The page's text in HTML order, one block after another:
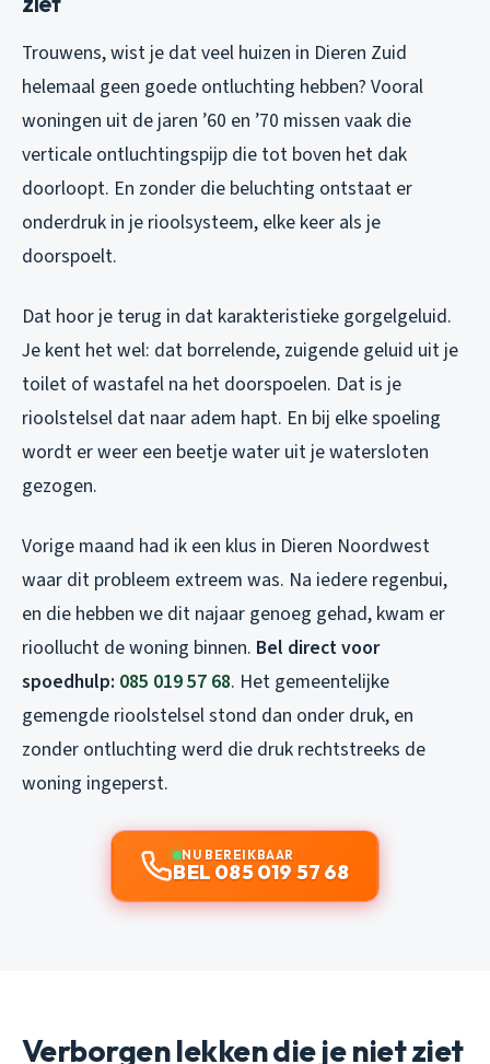
Trouwens, wist je dat veel huizen in Dieren Zuid
helemaal geen goede ontluchting hebben? Vooral
woningen uit de jaren ’60 en ’70 missen vaak die
verticale ontluchtingspijp die tot boven het dak
doorloopt. En zonder die beluchting ontstaat er
onderdruk in je rioolsysteem, elke keer als je
doorspoelt.
Dat hoor je terug in dat karakteristieke gorgelgeluid.
Je kent het wel: dat borrelende, zuigende geluid uit je
toilet of wastafel na het doorspoelen. Dat is je
rioolstelsel dat naar adem hapt. En bij elke spoeling
wordt er weer een beetje water uit je watersloten
gezogen.
Vorige maand had ik een klus in Dieren Noordwest
waar dit probleem extreem was. Na iedere regenbui,
en die hebben we dit najaar genoeg gehad, kwam er
rioollucht de woning binnen. Bel direct voor
spoedhulp: 085 019 57 68. Het gemeentelijke
gemengde rioolstelsel stond dan onder druk, en
zonder ontluchting werd die druk rechtstreeks de
woning ingeperst.
NU BEREIKBAAR
BEL 085 019 57 68
Verborgen lekken die je niet ziet